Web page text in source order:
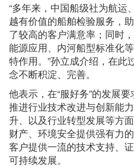
“多年来，中国船级社为航运
越有价值的船舶检验服务，
了较高的客户满意率；同时
能源应用、内河船型标准化
特作用。”孙立成介绍，在此
念不断积淀、完善。
他表示，在“服好务”的发展
推进行业技术改进与创新能
升、以及行业转型发展等方
财产、环境安全提供强有力
客户提供一流的技术支持、
可持续发展。